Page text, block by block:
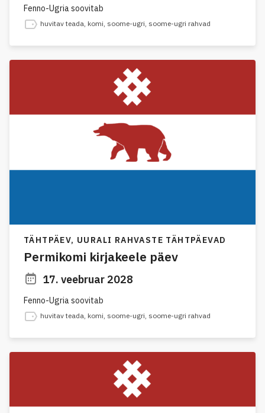
Fenno-Ugria soovitab
huvitav teada, komi, soome-ugri, soome-ugri rahvad
TÄHTPÄEV, UURALI RAHVASTE TÄHTPÄEVAD
Permikomi kirjakeele päev
17. veebruar 2028
Fenno-Ugria soovitab
huvitav teada komi soome-ugri soome-ugri rahvad